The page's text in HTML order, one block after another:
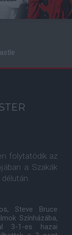
folytatódik az
a Szakák
Steve Bruce
Színházába,
3-1-es hazai